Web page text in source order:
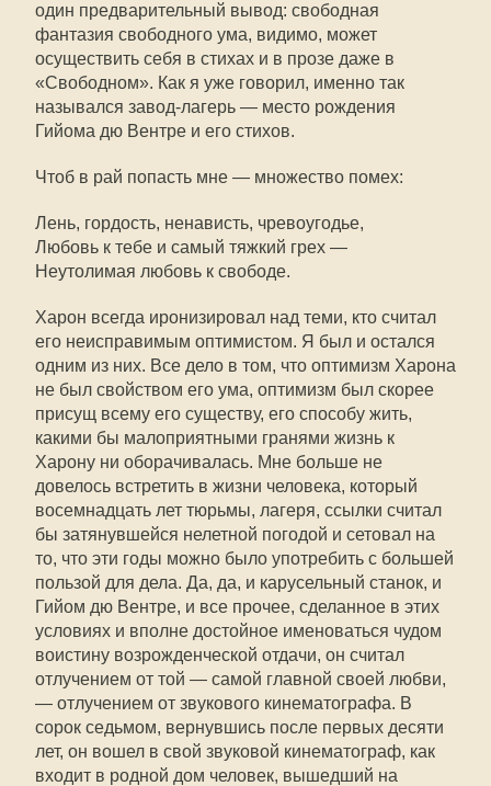
один предварительный вывод: свободная
фантазия свободного ума, видимо, может
осуществить себя в стихах и в прозе даже в
«Свободном». Как я уже говорил, именно так
назывался завод-лагерь — место рождения
Гийома дю Вентре и его стихов.
Чтоб в рай попасть мне — множество помех:
Лень, гордость, ненависть, чревоугодье,
Любовь к тебе и самый тяжкий грех —
Неутолимая любовь к свободе.
Харон всегда иронизировал над теми, кто считал
его неисправимым оптимистом. Я был и остался
одним из них. Все дело в том, что оптимизм Харона
не был свойством его ума, оптимизм был скорее
присущ всему его существу, его способу жить,
какими бы малоприятными гранями жизнь к
Харону ни оборачивалась. Мне больше не
довелось встретить в жизни человека, который
восемнадцать лет тюрьмы, лагеря, ссылки считал
бы затянувшейся нелетной погодой и сетовал на
то, что эти годы можно было употребить с большей
пользой для дела. Да, да, и карусельный станок, и
Гийом дю Вентре, и все прочее, сделанное в этих
условиях и вполне достойное именоваться чудом
воистину возрожденческой отдачи, он считал
отлучением от той — самой главной своей любви,
— отлучением от звукового кинематографа. В
сорок седьмом, вернувшись после первых десяти
лет, он вошел в свой звуковой кинематограф, как
входит в родной дом человек, вышедший на